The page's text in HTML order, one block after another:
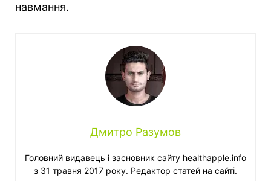
навмання.
Дмитро Разумов
Головний видавець і засновник сайту healthapple.info
з 31 травня 2017 року. Редактор статей на сайті.